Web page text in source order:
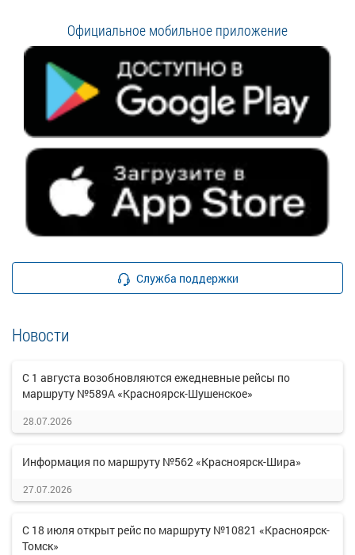
Официальное мобильное приложение
Служба поддержки
Новости
С 1 августа возобновляются ежедневные рейсы по
маршруту №589А «Красноярск-Шушенское»
28.07.2026
Информация по маршруту №562 «Красноярск-Шира»
27.07.2026
С 18 июля открыт рейс по маршруту №10821 «Красноярск-
Томск»